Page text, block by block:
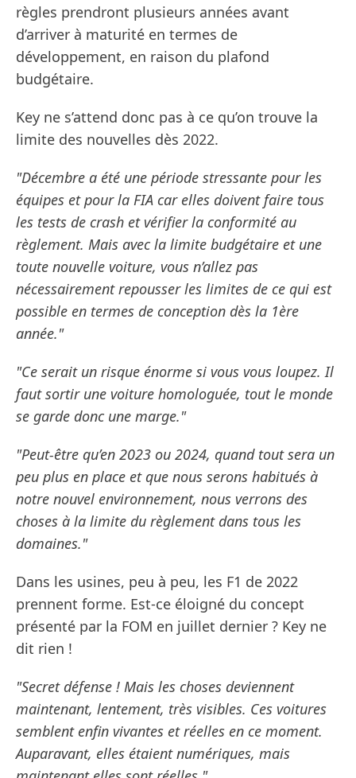
règles prendront plusieurs années avant
d’arriver à maturité en termes de
développement, en raison du plafond
budgétaire.
Key ne s’attend donc pas à ce qu’on trouve la
limite des nouvelles dès 2022.
"Décembre a été une période stressante pour les
équipes et pour la FIA car elles doivent faire tous
les tests de crash et vérifier la conformité au
règlement. Mais avec la limite budgétaire et une
toute nouvelle voiture, vous n’allez pas
nécessairement repousser les limites de ce qui est
possible en termes de conception dès la 1ère
année."
"Ce serait un risque énorme si vous vous loupez. Il
faut sortir une voiture homologuée, tout le monde
se garde donc une marge."
"Peut-être qu’en 2023 ou 2024, quand tout sera un
peu plus en place et que nous serons habitués à
notre nouvel environnement, nous verrons des
choses à la limite du règlement dans tous les
domaines."
Dans les usines, peu à peu, les F1 de 2022
prennent forme. Est-ce éloigné du concept
présenté par la FOM en juillet dernier ? Key ne
dit rien !
"Secret défense ! Mais les choses deviennent
maintenant, lentement, très visibles. Ces voitures
semblent enfin vivantes et réelles en ce moment.
Auparavant, elles étaient numériques, mais